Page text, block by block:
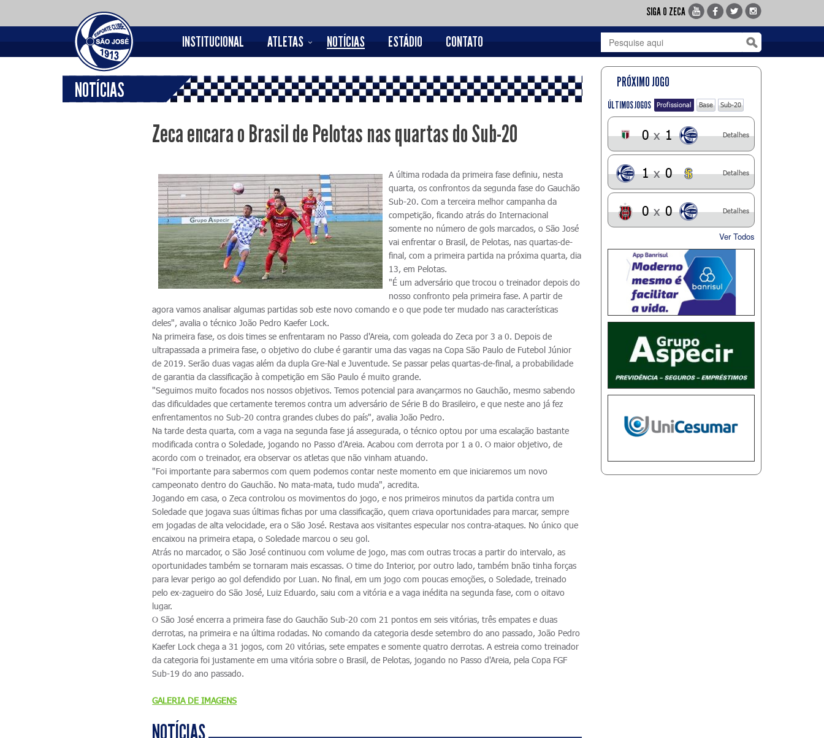
SIGA O ZECA
INSTITUCIONAL ATLETAS NOTÍCIAS ESTÁDIO CONTATO
NOTÍCIAS
Zeca encara o Brasil de Pelotas nas quartas do Sub-20
A última rodada da primeira fase definiu, nesta
quarta, os confrontos da segunda fase do Gauchão
Sub-20. Com a terceira melhor campanha da
competição, ficando atrás do Internacional
somente no número de gols marcados, o São José
vai enfrentar o Brasil, de Pelotas, nas quartas-de-
final, com a primeira partida na próxima quarta, dia
13, em Pelotas.
"É um adversário que trocou o treinador depois do
nosso confronto pela primeira fase. A partir de
agora vamos analisar algumas partidas sob este novo comando e o que pode ter mudado nas características
deles", avalia o técnico João Pedro Kaefer Lock.
Na primeira fase, os dois times se enfrentaram no Passo d'Areia, com goleada do Zeca por 3 a 0. Depois de
ultrapassada a primeira fase, o objetivo do clube é garantir uma das vagas na Copa São Paulo de Futebol Júnior
de 2019. Serão duas vagas além da dupla Gre-Nal e Juventude. Se passar pelas quartas-de-final, a probabilidade
de garantia da classificação à competição em São Paulo é muito grande.
"Seguimos muito focados nos nossos objetivos. Temos potencial para avançarmos no Gauchão, mesmo sabendo
das dificuldades que certamente teremos contra um adversário de Série B do Brasileiro, e que neste ano já fez
enfrentamentos no Sub-20 contra grandes clubes do país", avalia João Pedro.
Na tarde desta quarta, com a vaga na segunda fase já assegurada, o técnico optou por uma escalação bastante
modificada contra o Soledade, jogando no Passo d'Areia. Acabou com derrota por 1 a 0. O maior objetivo, de
acordo com o treinador, era observar os atletas que não vinham atuando.
"Foi importante para sabermos com quem podemos contar neste momento em que iniciaremos um novo
campeonato dentro do Gauchão. No mata-mata, tudo muda", acredita.
Jogando em casa, o Zeca controlou os movimentos do jogo, e nos primeiros minutos da partida contra um
Soledade que jogava suas últimas fichas por uma classificação, quem criava oportunidades para marcar, sempre
em jogadas de alta velocidade, era o São José. Restava aos visitantes especular nos contra-ataques. No único que
encaixou na primeira etapa, o Soledade marcou o seu gol.
Atrás no marcador, o São José continuou com volume de jogo, mas com outras trocas a partir do intervalo, as
oportunidades também se tornaram mais escassas. O time do Interior, por outro lado, também bnão tinha forças
para levar perigo ao gol defendido por Luan. No final, em um jogo com poucas emoções, o Soledade, treinado
pelo ex-zagueiro do São José, Luiz Eduardo, saiu com a vitória e a vaga inédita na segunda fase, com o oitavo
lugar.
O São José encerra a primeira fase do Gauchão Sub-20 com 21 pontos em seis vitórias, três empates e duas
derrotas, na primeira e na última rodadas. No comando da categoria desde setembro do ano passado, João Pedro
Kaefer Lock chega a 31 jogos, com 20 vitórias, sete empates e somente quatro derrotas. A estreia como treinador
da categoria foi justamente em uma vitória sobre o Brasil, de Pelotas, jogando no Passo d'Areia, pela Copa FGF
Sub-19 do ano passado.
GALERIA DE IMAGENS
NOTÍCIAS
PRÓXIMO JOGO
ÚLTIMOS JOGOS Profissional Base Sub-20
0 x 1 Detalhes
1 x 0 Detalhes
0 x 0 Detalhes
Ver Todos